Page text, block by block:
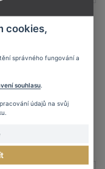
cookies,
správného fungování a
souhlasu
údajů na svůj